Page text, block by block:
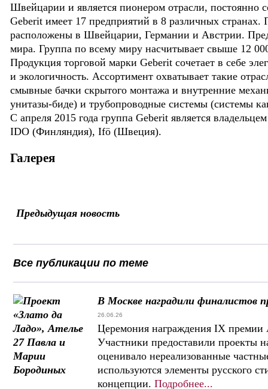
Швейцарии и является пионером отрасли, постоянно
Geberit имеет 17 предприятий в 8 различных
расположены в Швейцарии, Германии и Австрии.
мира. Группа по всему миру насчитывает свыше 12
Продукция торговой марки Geberit сочетает в себе
и экологичность. Ассортимент охватывает такие
смывные бачки скрытого монтажа и внутренние
унитазы-биде) и трубопроводные системы (системы
С апреля 2015 года группа Geberit является
IDO (Финляндия), Ifö (Швеция).
Галерея
Предыдущая новость
Все публикации по теме
В Москве наградили финалистов
26.06.26
Церемония награждения IX
Участники предоставили проекты
оценивало нереализованные
используются элементы русского
концепции. Подробнее...